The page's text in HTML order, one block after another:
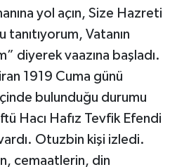
yol açın, Size Hazreti
Vatanın
diyerek vaazına başladı.
1919 Cuma günü
bulunduğu durumu
Hacı Hafız Tevfik Efendi
Otuzbin kişi izledi.
cemaatlerin, din